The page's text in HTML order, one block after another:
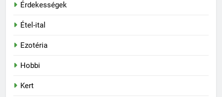
Érdekességek
Étel-ital
Ezotéria
Hobbi
Kert